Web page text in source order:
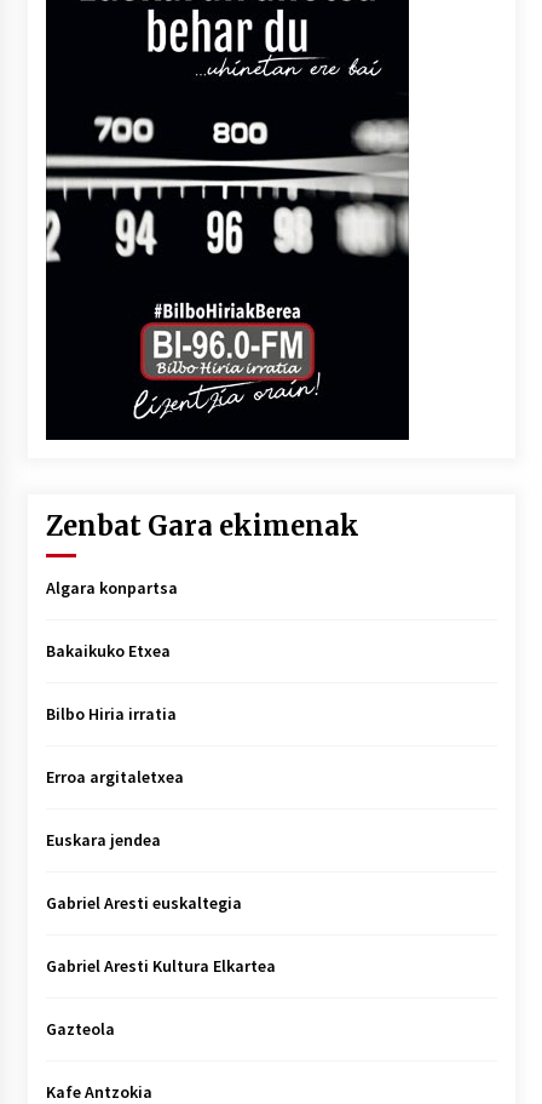
Zenbat Gara ekimenak
Algara konpartsa
Bakaikuko Etxea
Bilbo Hiria irratia
Erroa argitaletxea
Euskara jendea
Gabriel Aresti euskaltegia
Gabriel Aresti Kultura Elkartea
Gazteola
Kafe Antzokia